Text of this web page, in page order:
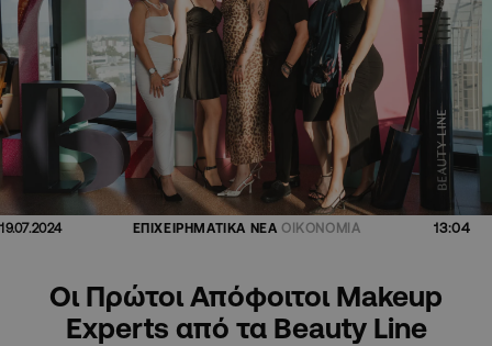
19.07.2024 ΕΠΙΧΕΙΡΗΜΑΤΙΚΑ ΝΕΑ ΟΙΚΟΝΟΜΙΑ 13:04
Οι Πρώτοι Απόφοιτοι Makeup
Experts από τα Beauty Line